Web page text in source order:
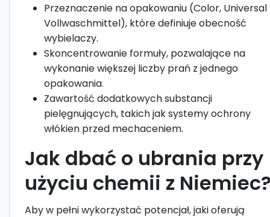
Przeznaczenie na opakowaniu (Color, Universal
Vollwaschmittel), które definiuje obecność
wybielaczy.
Skoncentrowanie formuły, pozwalające na
wykonanie większej liczby prań z jednego
opakowania.
Zawartość dodatkowych substancji
pielęgnujących, takich jak systemy ochrony
włókien przed mechaceniem.
Jak dbać o ubrania przy
użyciu chemii z
Aby w pełni wykorzystać potencjał, jaki oferują